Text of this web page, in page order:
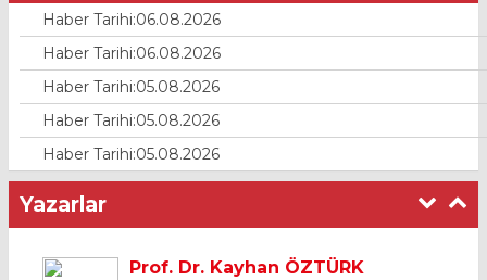
Haber Tarihi:06.08.2026
Haber Tarihi:06.08.2026
Haber Tarihi:05.08.2026
Haber Tarihi:05.08.2026
Haber Tarihi:05.08.2026
Yazarlar
Prof. Dr. Kayhan ÖZTÜRK